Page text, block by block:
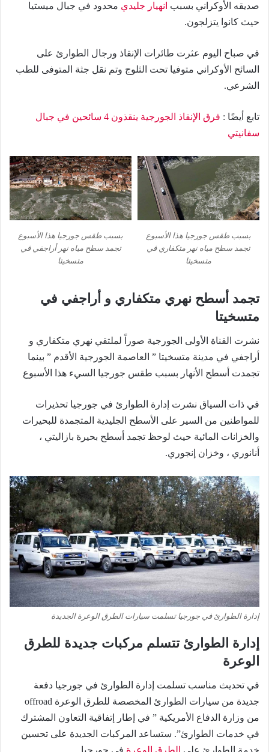
صديقه الأوكراني بسبب انهيار جليدي محدود في جبال ميستيا
حيث كانوا يتزلجون.
في صباح اليوم عثرت طائرات الإنقاذ ورجال الطوارئ على
السائح الأوكراني متوفيا تحت الثلوج وتم نقل جثة المتوفى للطب
الشرعي.
تابع أيضًا :
فرق الإنقاذ الجورجية ينقذون 4 سائحين في جبال
سفانيتي
بسبب طقس جورجيا هذا الأسبوع
تجمد سطح مياه نهر متكفاري في
متسخيتا
بسبب طقس جورجيا هذا الأسبوع
تجمد سطح مياه نهر أراجفي في
متسخيتا
تجمد أسطح نهري متكفاري و أراجفي في
متسخيتا
نشرت القناة الأولى الجورجية صوراً لملتقي نهري متكفاري و
أراجفي في مدينة متسخيتا ” العاصمة الجورجية الأقدم ” بينما
تجمدت أسطح الأنهار بسبب طقس جورجيا السيء هذا الأسبوع
في ذات السياق نشرت إدارة الطوارئ في جورجيا تحذيرات
للمواطنين من السير على الأسطح الجليدية المتجمدة للبحيرات
والخزانات المائية حيث لوحظ تجمد أسطح بحيرة بازاليتي ،
أنانوري ، وخزان إنجوري.
إدارة الطوارئ في جورجيا تسلمت سيارات الطرق الوعرة الجديدة
إدارة الطوارئ تتسلم مركبات جديدة للطرق
الوعرة
في تحديث مناسب تسلمت إدارة الطوارئ في جورجيا دفعة
من وزارة الدفاع الأمريكية ” في إطار إتفاقية التعاون المشترك
في خدمات الطوارئ”. ستساعد المركبات الجديدة على تحسين
خدمة الطوارئ على
الطرق الوعرة في جورجيا.